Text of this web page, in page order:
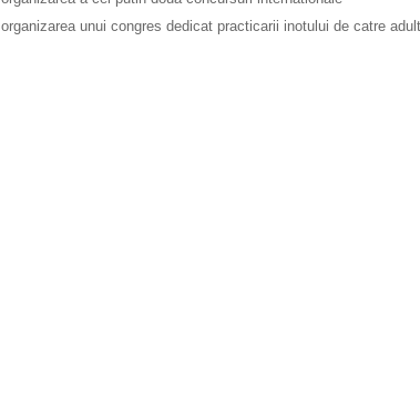
organizarea unui congres dedicat practicarii inotului de catre